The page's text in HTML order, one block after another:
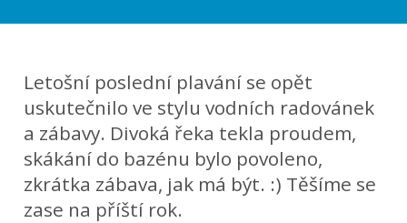
Letošní poslední plavání se opět
uskutečnilo ve stylu vodních radovánek
a zábavy. Divoká řeka tekla proudem,
skákání do bazénu bylo povoleno,
zkrátka zábava, jak má být. :) Těšíme se
zase na příští rok.